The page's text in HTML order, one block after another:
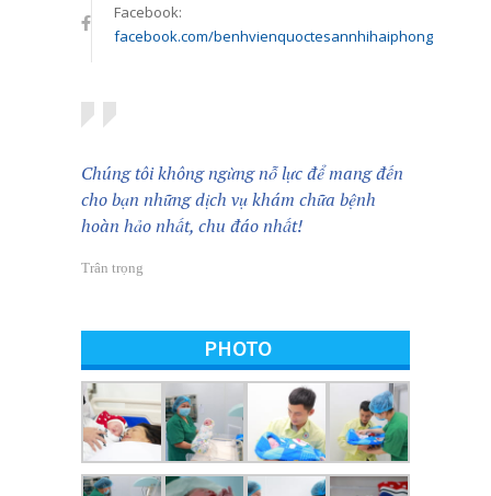
Facebook:
facebook.com/benhvienquoctesannhihaiphong
Chúng tôi không ngừng nỗ lực để mang đến
cho bạn những dịch vụ khám chữa bệnh
hoàn hảo nhất, chu đáo nhất!
Trân trọng
PHOTO